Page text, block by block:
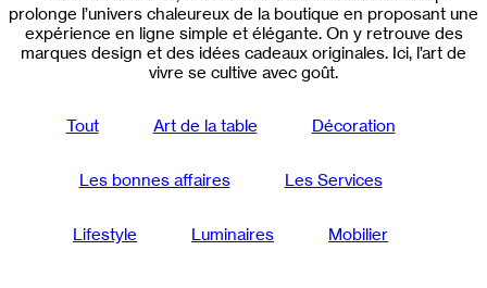
prolonge l’univers chaleureux de la boutique en proposant une
expérience en ligne simple et élégante. On y retrouve des
marques design et des idées cadeaux originales. Ici, l’art de
vivre se cultive avec goût.
Tout Art de la table Décoration
Les bonnes affaires Les Services
Lifestyle Luminaires Mobilier